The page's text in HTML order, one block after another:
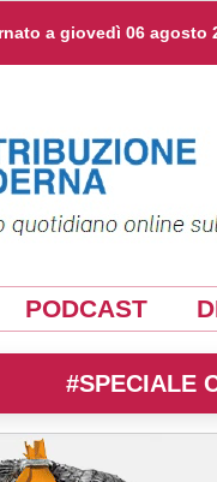
a giovedì 06 agosto
PODCAST
#SPECIALE